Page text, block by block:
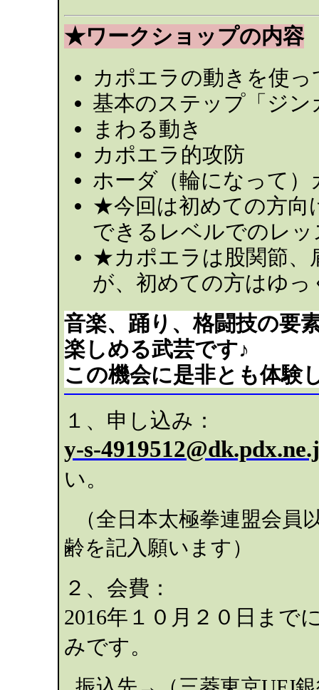
★ワークショップの内容
カポエラの動きを使
基本のステップ「ジ
まわる動き
カポエラ的攻防
ホーダ（輪になって）
★今回は初めての方向
できるレベルでのレ
★カポエラは股関節、
が、初めての方はゆ
音楽、踊り、格闘技の要
楽しめる武芸です♪
この機会に是非とも体験
１、申し込み：
y-s-
い。
（全日本太極拳連盟会員
齢を記入願います）
２、会費：
2016年１０月２０日まで
みです。